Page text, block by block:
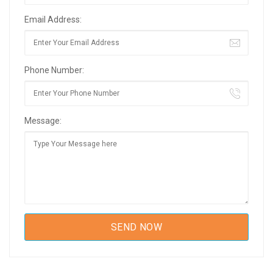
Email Address:
Phone Number:
Message: